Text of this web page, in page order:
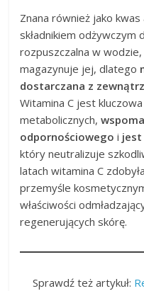
Znana również jako
składnikiem odżywczym
rozpuszczalna w wodzie,
magazynuje jej, dlatego
dostarczana z zewnątrz
Witamina C jest
metabolicznych,
odpornościowego i jest
który neutralizuje
latach witamina C
przemyśle
właściwości
regenerujących skórę.
Sprawdź też artykuł: